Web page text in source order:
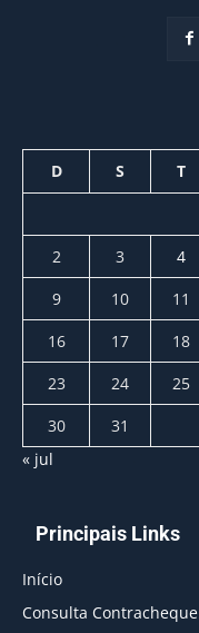
D S T
2
3 4
9
10 11
16
17 18
23
24 25
30
31
« jul
Principais Links
Início
Consulta Contracheque